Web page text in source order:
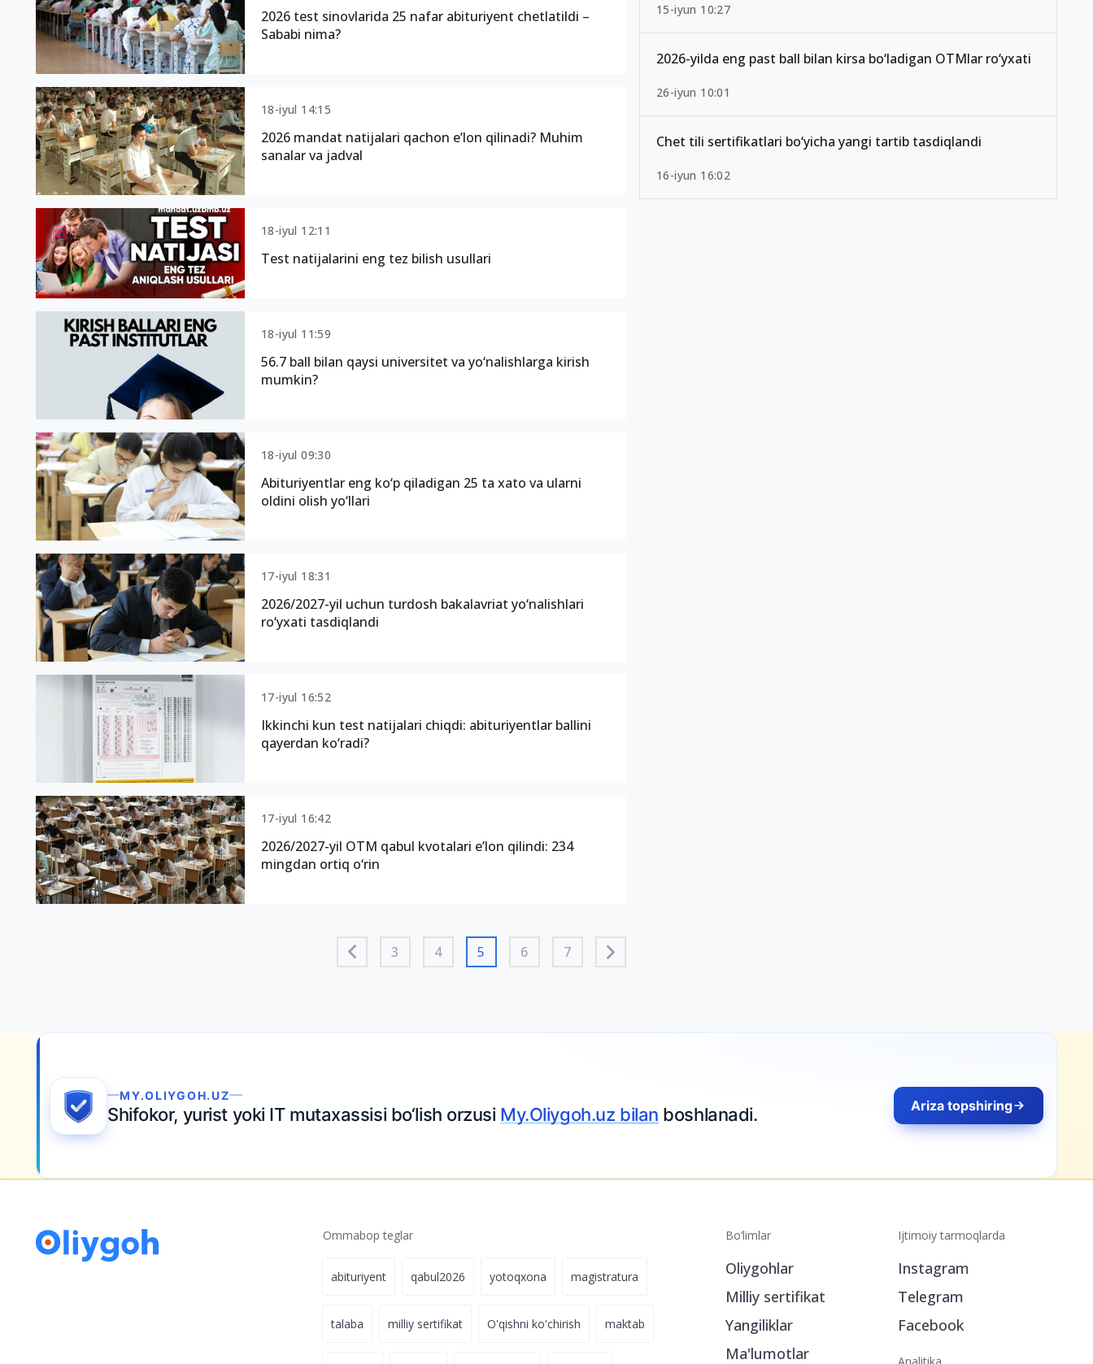
2026 test sinovlarida 25 nafar abituriyent chetlatildi –
Sababi nima?
18-iyul 14:15
2026 mandat natijalari qachon e’lon qilinadi? Muhim
sanalar va jadval
18-iyul 12:11
Test natijalarini eng tez bilish usullari
18-iyul 11:59
56.7 ball bilan qaysi universitet va yo‘nalishlarga kirish
mumkin?
18-iyul 09:30
Abituriyentlar eng ko‘p qiladigan 25 ta xato va ularni
oldini olish yo‘llari
17-iyul 18:31
2026/2027-yil uchun turdosh bakalavriat yo‘nalishlari
ro‘yxati tasdiqlandi
17-iyul 16:52
Ikkinchi kun test natijalari chiqdi: abituriyentlar ballini
qayerdan ko‘radi?
17-iyul 16:42
2026/2027-yil OTM qabul kvotalari e’lon qilindi: 234
mingdan ortiq o‘rin
3 4 5 6 7
15-iyun 10:27
2026-yilda eng past ball bilan kirsa bo‘ladigan OTMlar ro‘yxati
26-iyun 10:01
Chet tili sertifikatlari bo‘yicha yangi tartib tasdiqlandi
16-iyun 16:02
MY.OLIYGOH.UZ
Shifokor, yurist yoki IT mutaxassisi bo‘lish orzusi My.Oliygoh.uz bilan boshlanadi. Ariza topshiring
Ommabop teglar
abituriyent qabul2026 yotoqxona magistratura
talaba milliy sertifikat O'qishni ko'chirish maktab
Bo‘limlar
Oliygohlar
Milliy sertifikat
Yangiliklar
Ma'lumotlar
Ijtimoiy tarmoqlarda
Instagram
Telegram
Facebook